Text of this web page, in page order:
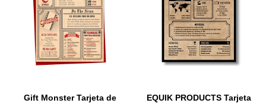
Gift Monster Tarjeta de
EQUIK PRODUCTS Tarjeta